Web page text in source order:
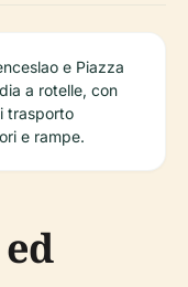
e Piazza
a rotelle, con
trasporto
e rampe.